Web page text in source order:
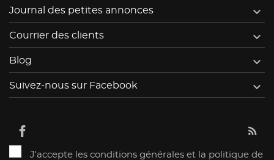
Journal des petites annonces 
Courrier des clients 
Blog 
Suivez-nous sur Facebook 
J'accepte les conditions générales et la politique de